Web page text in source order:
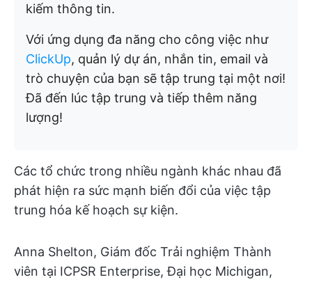
kiếm thông tin.
Với ứng dụng đa năng cho công việc như
ClickUp, quản lý dự án, nhắn tin, email và
trò chuyện của bạn sẽ tập trung tại một nơi!
Đã đến lúc tập trung và tiếp thêm năng
lượng!
Các tổ chức trong nhiều ngành khác nhau đã
phát hiện ra sức mạnh biến đổi của việc tập
trung hóa kế hoạch sự kiện.
Anna Shelton, Giám đốc Trải nghiệm Thành
viên tại ICPSR Enterprise, Đại học Michigan,